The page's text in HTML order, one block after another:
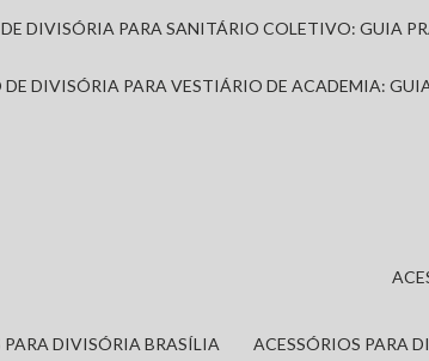
DE DIVISÓRIA PARA SANITÁRIO COLETIVO: GUIA
DE DIVISÓRIA PARA VESTIÁRIO DE ACADEMIA:
PARA DIVISÓRIA BRASÍLIA ACESSÓRIOS PARA